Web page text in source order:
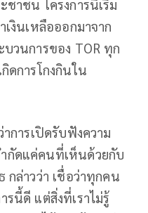
ชาชน โครงการนี้เริ่ม
เงินเหลือออกมาจาก
วนการของ TOR ทุก
ดการโกงกินใน
าการเปิดรับฟังความ
กัดแค่คนที่เห็นด้วยกับ
กล่าวว่า เชื่อว่าทุกคน
รนี้ดี แต่สิ่งที่เราไม่รู้